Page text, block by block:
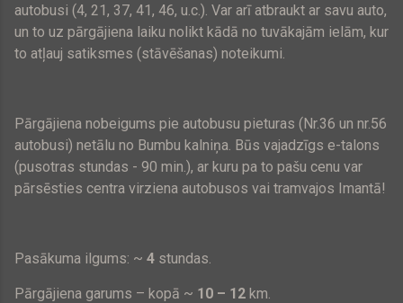
autobusi (4, 21, 37, 41, 46, u.c.). Var arī atbraukt ar savu auto,
un to uz pārgājiena laiku nolikt kādā no tuvākajām ielām, kur
to atļauj satiksmes (stāvēšanas) noteikumi.
Pārgājiena nobeigums pie autobusu pieturas (Nr.36 un nr.56
autobusi) netālu no Bumbu kalniņa. Būs vajadzīgs e-talons
(pusotras stundas - 90 min.), ar kuru pa to pašu cenu var
pārsēsties centra virziena autobusos vai tramvajos Imantā!
Pasākuma ilgums: ~ 4 stundas.
Pārgājiena garums – kopā ~ 10 – 12 km.